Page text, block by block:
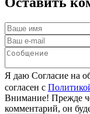
Я даю Согласие на
согласен с
Внимание! Прежде
комментарий, он